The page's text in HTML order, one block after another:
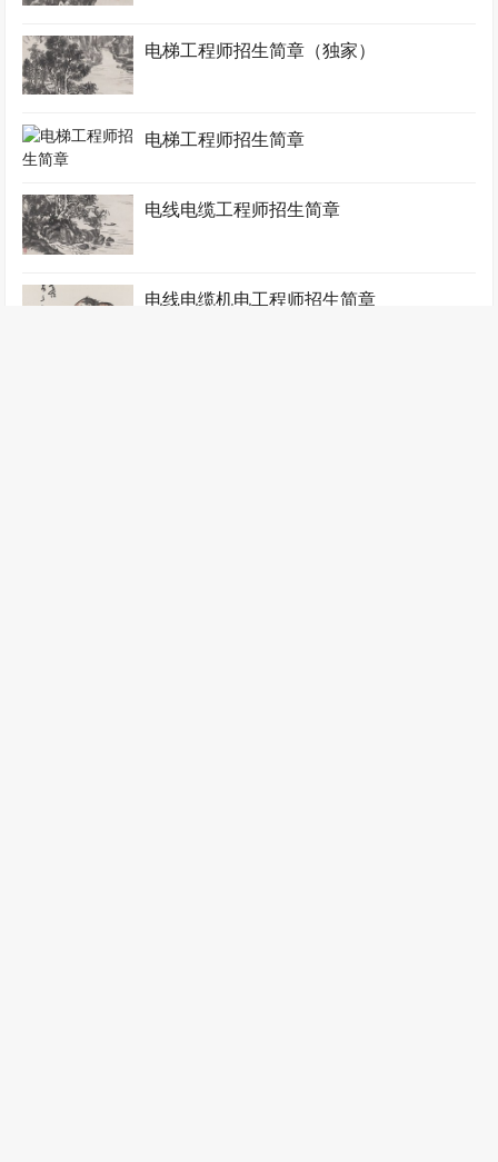
电梯工程师招生简章（独家）
电梯工程师招生简章
电线电缆工程师招生简章
电线电缆机电工程师招生简章